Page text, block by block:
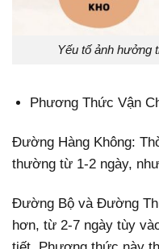
Yếu tố ảnh hưởng
Phương Thức Vận
Đường Hàng Không:
thường từ 1-2 ngày,
Đường Bộ và Đường
hơn, từ 2-7 ngày tùy